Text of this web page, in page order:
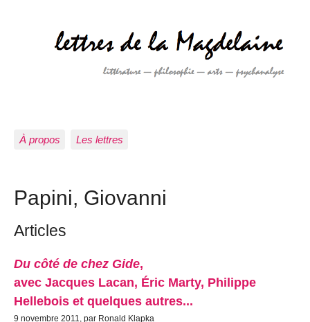
À propos Les lettres
Papini, Giovanni
Articles
Du côté de chez Gide,
avec Jacques Lacan, Éric Marty, Philippe
Hellebois et quelques autres...
9 novembre 2011, par Ronald Klapka